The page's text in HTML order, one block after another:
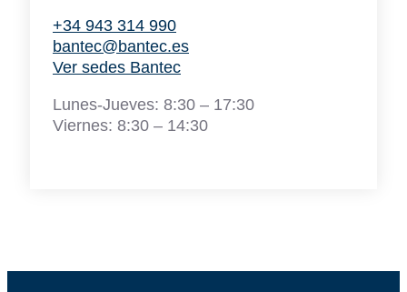
+34 943 314 990
bantec@bantec.es
Ver sedes Bantec
Lunes-Jueves: 8:30 – 17:30
Viernes: 8:30 – 14:30